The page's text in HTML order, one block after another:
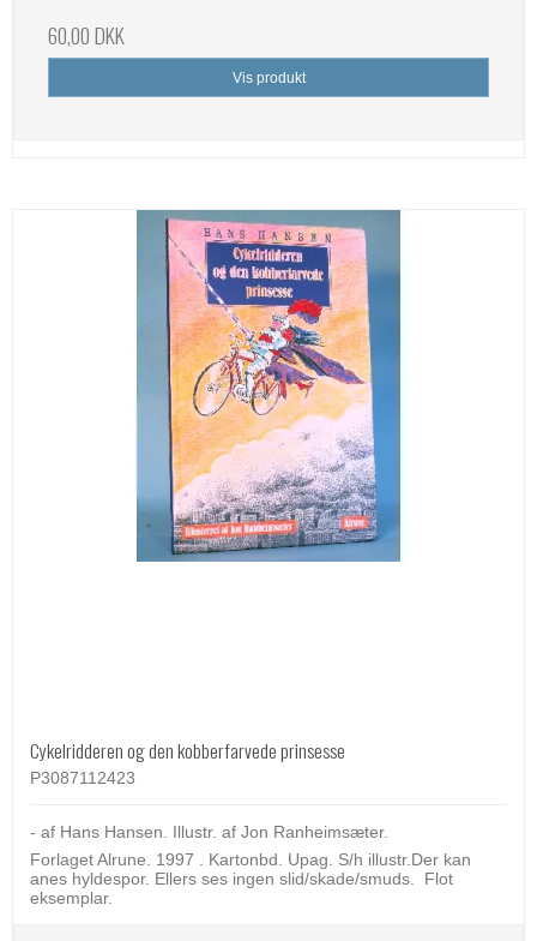
60,00 DKK
Vis produkt
Cykelridderen og den kobberfarvede prinsesse
P3087112423
- af Hans Hansen. Illustr. af Jon Ranheimsæter.
Forlaget Alrune. 1997 . Kartonbd. Upag. S/h illustr.Der kan
anes hyldespor. Ellers ses ingen slid/skade/smuds. Flot
eksemplar.